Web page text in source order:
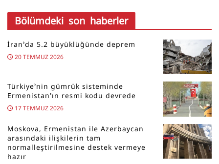
Bölümdeki son haberler
İran’da 5.2 büyüklüğünde deprem
20 TEMMUZ 2026
Türkiye’nin gümrük sisteminde
Ermenistan’ın resmi kodu devrede
17 TEMMUZ 2026
Moskova, Ermenistan ile Azerbaycan
arasındaki ilişkilerin tam
normalleştirilmesine destek vermeye
hazır